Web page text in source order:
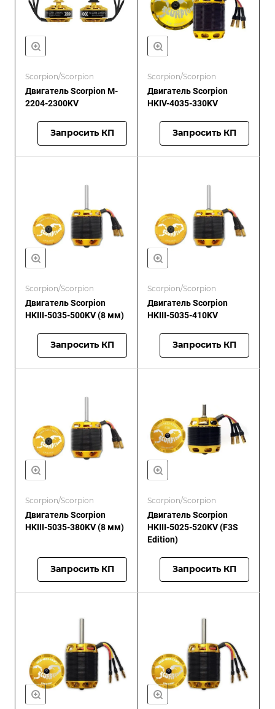
Scorpion/Scorpion
Двигатель Scorpion M-
2204-2300KV
Запросить КП
Scorpion/Scorpion
Двигатель Scorpion
HKIV-4035-330KV
Запросить КП
Scorpion/Scorpion
Двигатель Scorpion
HKIII-5035-500KV (8 мм)
Запросить КП
Scorpion/Scorpion
Двигатель Scorpion
HKIII-5035-410KV
Запросить КП
Scorpion/Scorpion
Двигатель Scorpion
HKIII-5035-380KV (8 мм)
Запросить КП
Scorpion/Scorpion
Двигатель Scorpion
HKIII-5025-520KV (F3S
Edition)
Запросить КП